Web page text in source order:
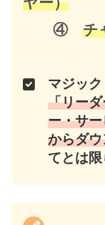
④ チ
マジッ
「リー
ー・サ
からダ
てとは限